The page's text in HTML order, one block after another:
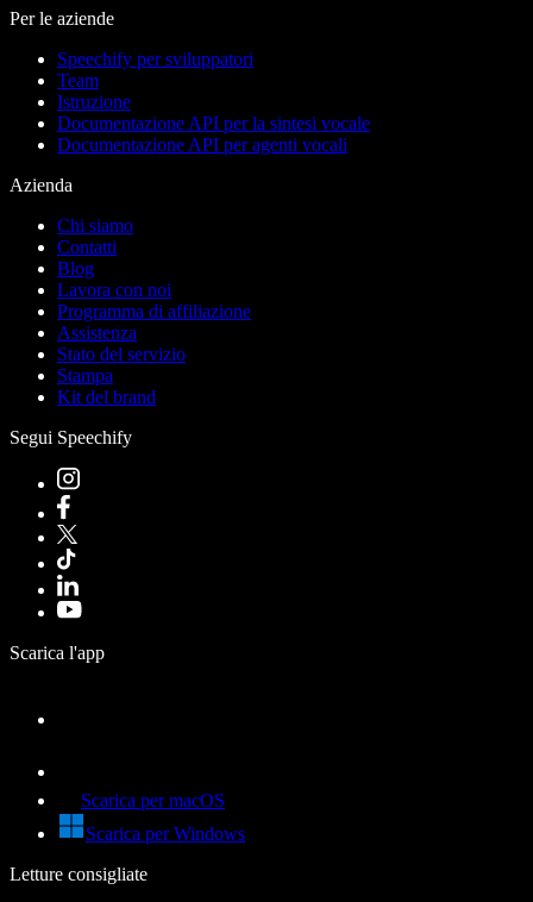
Per le aziende
Speechify per sviluppatori
Team
Istruzione
Documentazione API per la sintesi vocale
Documentazione API per agenti vocali
Azienda
Chi siamo
Contatti
Blog
Lavora con noi
Programma di affiliazione
Assistenza
Stato del servizio
Stampa
Kit del brand
Segui Speechify
Scarica l'app
Scarica per macOS
Scarica per Windows
Letture consigliate